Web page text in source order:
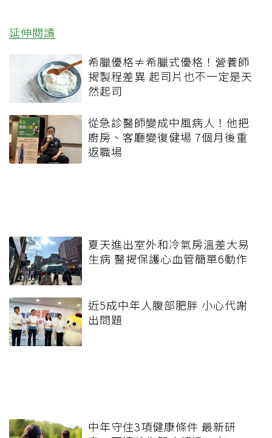
延伸閱讀
希臘優格≠希臘式優格！營養師
揭製程差異 起司片也不一定是天
然起司
從急診醫師變成中風病人！他把
廚房、客廳變復健場 7個月後重
返職場
夏天進出室外和冷氣房溫差大易
生病 醫揭保護心血管簡單6動作
近5成中年人腹部肥胖 小心代謝
出問題
中年守住3項健康條件 最新研